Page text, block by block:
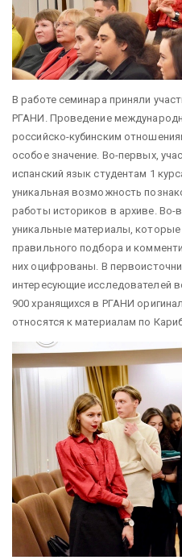
В работе семинара приняли
РГАНИ. Проведение
российско-кубинским
особое значение. Во-первых,
испанский язык студентам 1
уникальная возможность
работы историков в архиве. Во-
уникальные материалы, которые
правильного подбора и
них оцифрованы. В
интересующие исследователей
900 хранящихся в РГАНИ
относятся к материалам по